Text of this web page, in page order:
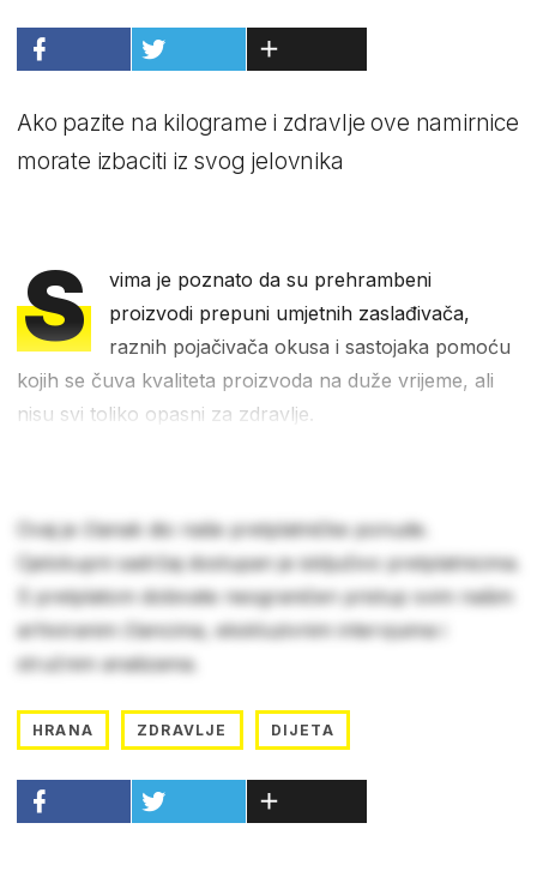
Ako pazite na kilograme i zdravlje ove namirnice
morate izbaciti iz svog jelovnika
S
vima je poznato da su prehrambeni
proizvodi prepuni umjetnih zaslađivača,
raznih pojačivača okusa i sastojaka pomoću
kojih se čuva kvaliteta proizvoda na duže vrijeme, ali
nisu svi toliko opasni za zdravlje.
Ovaj je članak dio naše pretplatničke ponude.
Cjelokupni sadržaj dostupan je isključivo pretplatnicima.
S pretplatom dobivate neograničen pristup svim našim
arhiviranim člancima, ekskluzivnim intervjuima i
stručnim analizama.
HRANA ZDRAVLJE DIJETA